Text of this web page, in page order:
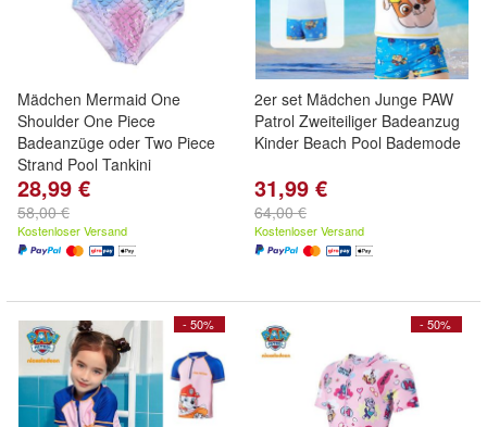
Mädchen Mermaid One
Shoulder One Piece
Badeanzüge oder Two Piece
Strand Pool Tankini
28,99 €
58,00 €
Kostenloser Versand
2er set Mädchen Junge PAW
Patrol Zweiteiliger Badeanzug
Kinder Beach Pool Bademode
31,99 €
64,00 €
Kostenloser Versand
- 50% - 50%